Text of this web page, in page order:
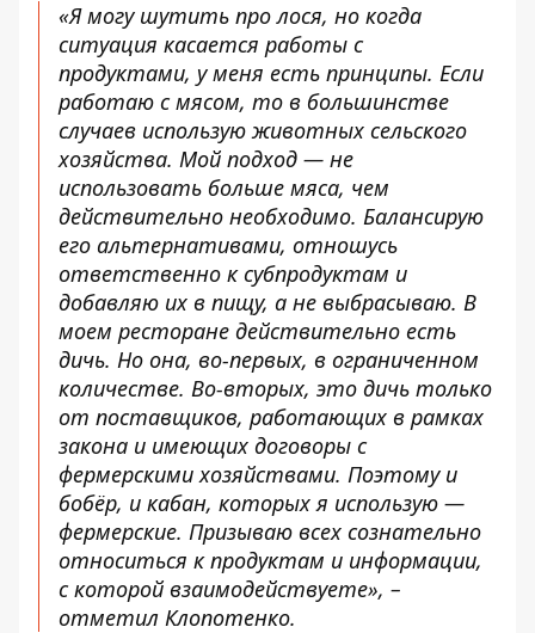
«Я могу шутить про лося, но когда
ситуация касается работы с
продуктами, у меня есть принципы. Если
работаю с мясом, то в большинстве
случаев использую животных сельского
хозяйства. Мой подход — не
использовать больше мяса, чем
действительно необходимо. Балансирую
его альтернативами, отношусь
ответственно к субпродуктам и
добавляю их в пищу, а не выбрасываю. В
моем ресторане действительно есть
дичь. Но она, во-первых, в ограниченном
количестве. Во-вторых, это дичь только
от поставщиков, работающих в рамках
закона и имеющих договоры с
фермерскими хозяйствами. Поэтому и
бобёр, и кабан, которых я использую —
фермерские. Призываю всех сознательно
относиться к продуктам и информации,
с которой взаимодействуете», –
отметил Клопотенко.